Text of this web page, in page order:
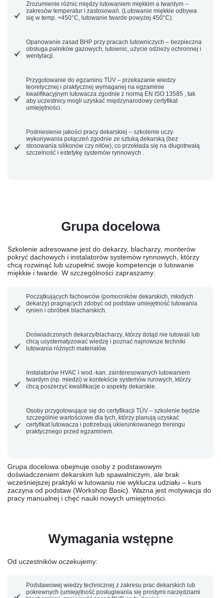
Zrozumienie różnic między lutowaniem miękkim a twardym –
zakresów temperatur i zastosowań. (Lutowanie miękkie odbywa
się w temp. <450°C, lutowanie twarde powyżej 450°C).
Opanowanie zasad BHP przy pracach lutowniczych – bezpieczna
obsługa palników gazowych, lutownic, użycie odzieży ochronnej i
wentylacji.
Przygotowanie do egzaminu TÜV – przekazanie wiedzy
teoretycznej i praktycznej wymaganej na egzaminie
kwalifikacyjnym lutowacza zgodnie z normą EN ISO 13585 , tak
aby uczestnicy mogli uzyskać międzynarodowy certyfikat
umiejętności.
Podniesienie jakości pracy dekarskiej – szkolenie uczy
wykonywania połączeń zgodnie ze sztuką dekarską (bez
stosowania silikonów czy nitów), co przekłada się na długotrwałą
szczelność i estetykę systemów rynnowych .
Grupa docelowa
Szkolenie adresowane jest do dekarzy, blacharzy, monterów
pokryć dachowych i instalatorów systemów rynnowych , którzy
chcą rozwinąć lub uzupełnić swoje kompetencje o lutowanie
miękkie i twarde. W szczególności zapraszamy:
Początkujących fachowców (pomocników dekarskich, młodych
dekarzy) pragnących zdobyć od podstaw umiejętność lutowania
rynien i obróbek blacharskich.
Doświadczonych dekarzy/blacharzy, którzy dotąd nie lutowali lub
chcą usystematyzować wiedzę i poznać najnowsze techniki
lutowania różnych materiałów.
Instalatorów HVAC i wod.-kan. zainteresowanych lutowaniem
twardym (np. miedzi) w kontekście systemów rurowych, którzy
chcą poszerzyć kwalifikacje o aspekty dekarskie.
Osoby przygotowujące się do certyfikacji TÜV – szkolenie będzie
szczególnie wartościowe dla tych, którzy planują uzyskać
certyfikat lutowacza i potrzebują ukierunkowanego treningu
praktycznego przed egzaminem.
Grupa docelowa obejmuje osoby z podstawowym
doświadczeniem dekarskim lub spawalniczym, ale brak
wcześniejszej praktyki w lutowaniu nie wyklucza udziału – kurs
zaczyna od podstaw (Workshop Basic). Ważna jest motywacja do
pracy manualnej i chęć nauki nowych umiejętności.
Wymagania wstępne
Od uczestników oczekujemy:
Podstawowej wiedzy technicznej z zakresu prac dekarskich lub
pokrewnych (umiejętność posługiwania się prostymi narzędziami